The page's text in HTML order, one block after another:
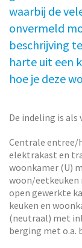
waarbij de
onvermeld
beschrijving
harte uit een
hoe je deze
De indeling is als
Centrale
elektrakast en
woonkamer (U)
woon/eetkeuken
open gewerkte
keuken en
(neutraal) met
berging met o.a.